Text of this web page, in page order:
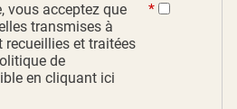
vous acceptez que
transmises à
recueillies et traitées
de
en cliquant ici